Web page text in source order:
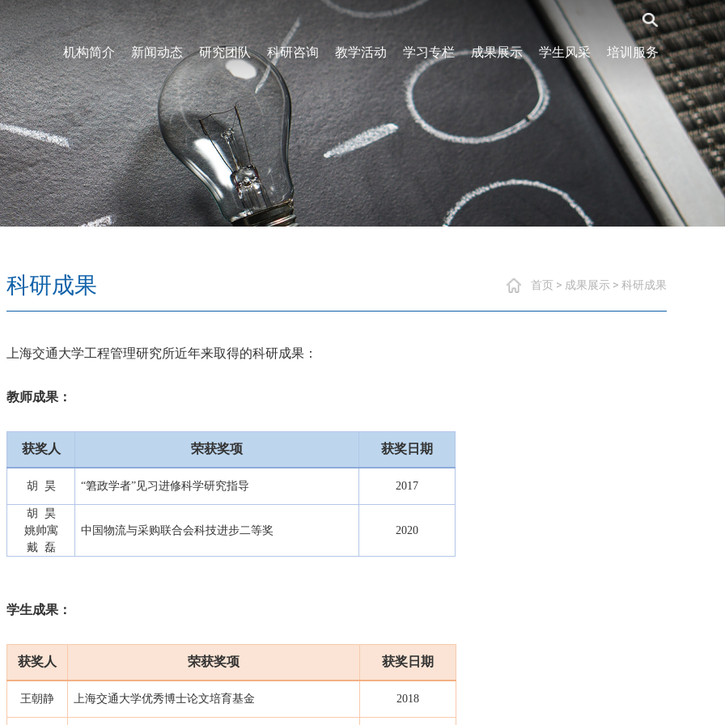
机构简介 新闻动态 研究团队 科研咨询 教学活动 学习专栏 成果展示 学生风采 培训服务
科研成果 首页 > 成果展示 > 科研成果
上海交通大学工程管理研究所近年来取得的科研成果：
教师成果：
获奖人 荣获奖项 获奖日期
胡 昊 “䇹政学者”见习进修科学研究指导 2017
胡 昊
姚帅寓
戴 磊
中国物流与采购联合会科技进步二等奖 2020
学生成果：
获奖人 荣获奖项 获奖日期
王朝静 上海交通大学优秀博士论文培育基金 2018